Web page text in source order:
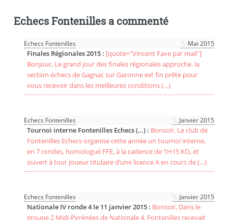
Echecs Fontenilles a commenté
Echecs Fontenilles Mai 2015
Finales Régionales 2015 : [quote="Vincent Fave par mail"]
Bonjour, Le grand jour des finales régionales approche. la
section échecs de Gagnac sur Garonne est fin prête pour
vous recevoir dans les meilleures conditions (…)
Echecs Fontenilles Janvier 2015
Tournoi interne Fontenilles Echecs (…) : Bonsoir, Le club de
Fontenilles Echecs organise cette année un tournoi interne,
en 7 rondes, homologué FFE, à la cadence de 1H15 KO, et
ouvert à tour joueur titulaire d’une licence A en cours de (…)
Echecs Fontenilles Janvier 2015
Nationale IV ronde 4 le 11 janvier 2015 : Bonsoir, Dans le
groupe 2 Midi-Pyrénées de Nationale 4, Fontenilles recevait